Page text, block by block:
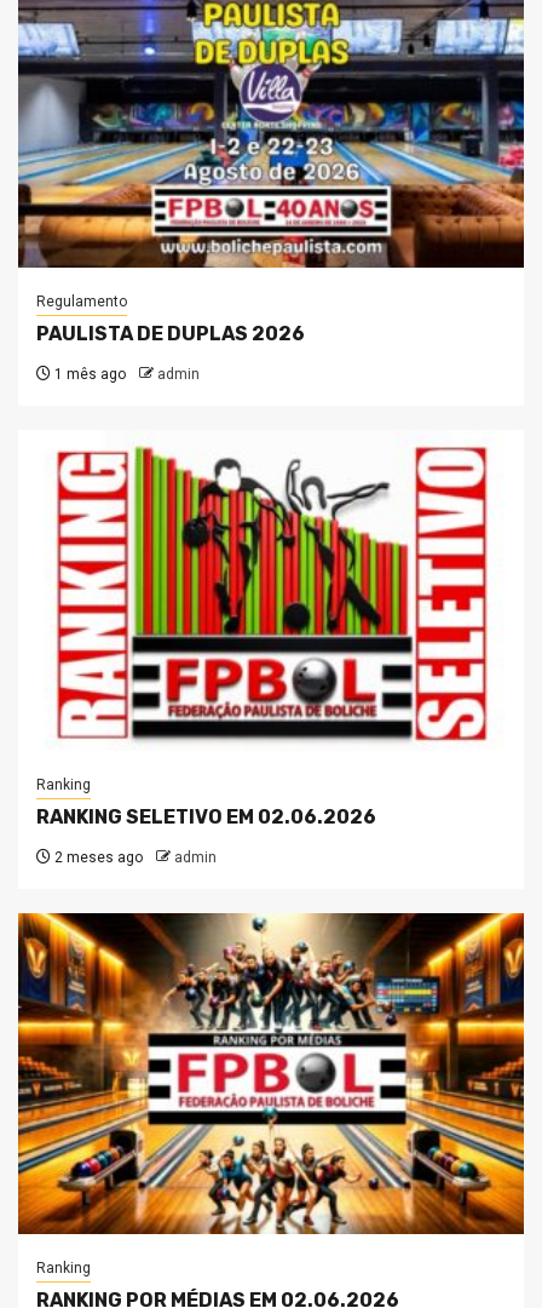
Regulamento
PAULISTA DE DUPLAS 2026
1 mês ago admin
Ranking
RANKING SELETIVO EM 02.06.2026
2 meses ago admin
Ranking
RANKING POR MÉDIAS EM 02.06.2026